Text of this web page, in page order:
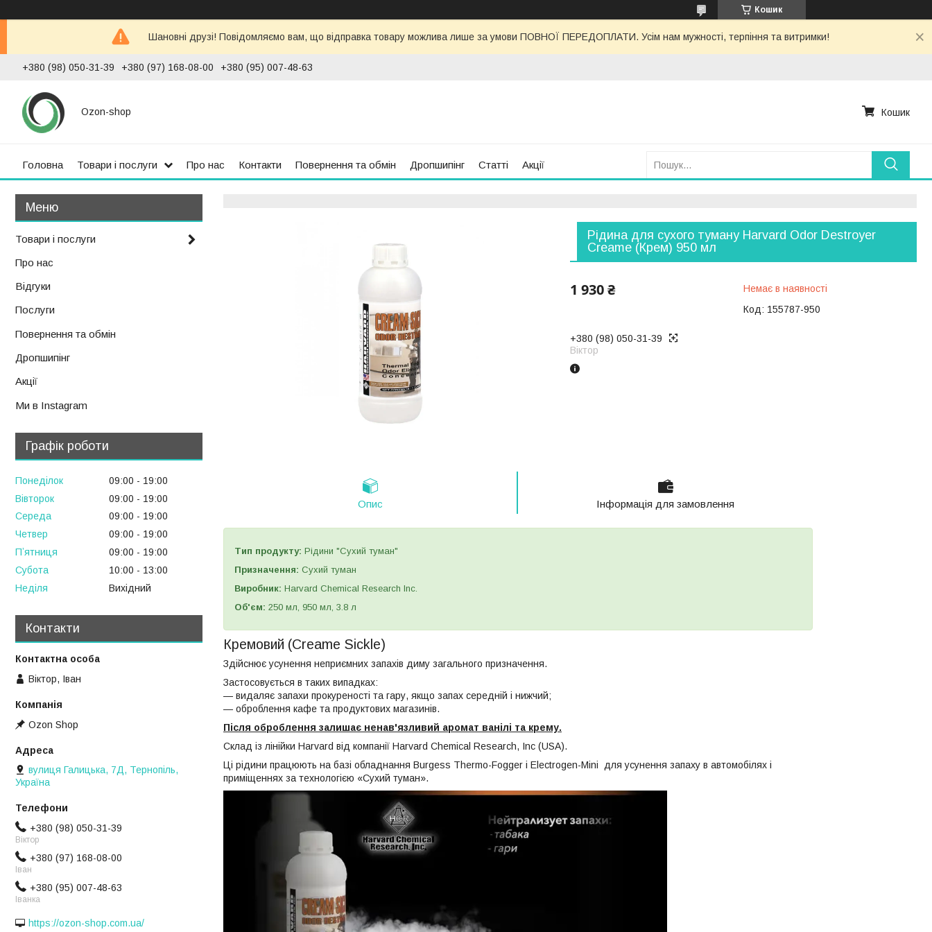
Кошик
Шановні друзі! Повідомляємо вам, що відправка товару можлива лише за умови ПОВНОЇ ПЕРЕДОПЛАТИ. Усім нам мужності, терпіння та витримки!
+380 (98) 050-31-39 +380 (97) 168-08-00 +380 (95) 007-48-63
Ozon-shop Кошик
Головна Товари і послуги Про нас Контакти Повернення та обмін Дропшипінг Статті Акції
Рідина для сухого туману Harvard Odor Destroyer
Creame (Крем) 950 мл
1 930 ₴
Немає в наявності
Код: 155787-950
+380 (98) 050-31-39
Віктор
Опис Інформація для замовлення
Тип продукту: Рідини "Сухий туман"
Призначення: Сухий туман
Виробник: Harvard Chemical Research Inc.
Об'єм: 250 мл, 950 мл, 3.8 л
Кремовий (Creame Sickle)
Здійснює усунення неприємних запахів диму загального призначення.
Застосовується в таких випадках:
— видаляє запахи прокуреності та гару, якщо запах середній і нижчий;
— оброблення кафе та продуктових магазинів.
Після оброблення залишає ненав'язливий аромат ванілі та крему.
Склад із лінійки Harvard від компанії Harvard Chemical Research, Inc (USA).
Ці рідини працюють на базі обладнання Burgess Thermo-Fogger і Electrogen-Mini для усунення запаху в автомобілях і
приміщеннях за технологією «Сухий туман».
Товари і послуги
Про нас
Відгуки
Послуги
Повернення та обмін
Дропшипінг
Акції
Ми в Instagram
Графік роботи
Понеділок 09:00
19:00
Вівторок
09:00
19:00
Середа
09:00
19:00
Четвер
09:00
19:00
Пʼятниця
09:00
19:00
Субота
10:00
13:00
Неділя
Вихідний
Контакти
Віктор, Іван
Ozon Shop
вулиця Галицька, 7Д, Тернопіль,
Україна
+380 (98) 050-31-39
Віктор
+380 (97) 168-08-00
Іван
+380 (95) 007-48-63
Іванка
https://ozon-shop.com.ua/